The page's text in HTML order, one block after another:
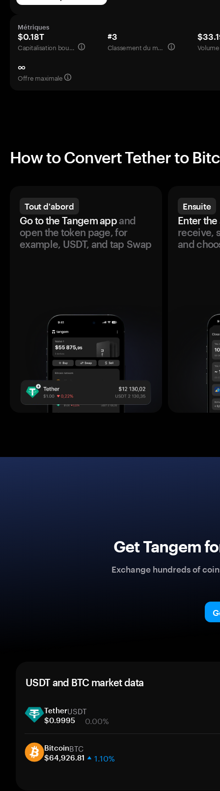
Métriques
$0.18T
Capitalisation boursière
#3
Classement du marché
∞
Offre maximale
How to Convert Tether to
Tout d'abord
Go to the Tangem appand
open the token page, for
example, USDT, and tap Swap
Ensuite
Enter the
receive,
and
Get Tangem
Exchange hundreds of
USDT and BTC market data
TetherUSDT
$0.9995 0.00%
30 days
Market cap
BitcoinBTC
$64,926.81 1.10%